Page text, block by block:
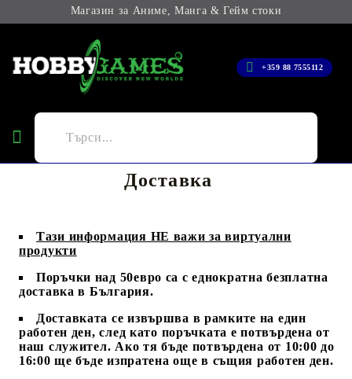
Магазин за Аниме, Манга & Гейм стоки
+359 88 7555112
Доставка
Тази информация НЕ важи за виртуални
продукти
Поръчки над 50евро са с еднократна безплатна
доставка в България.
Доставката се извършва в рамките на един
работен ден, след като поръчката е потвърдена от
наш служител. Ако тя бъде потвърдена от 10:00 до
16:00 ще бъде изпратена още в същия работен ден.